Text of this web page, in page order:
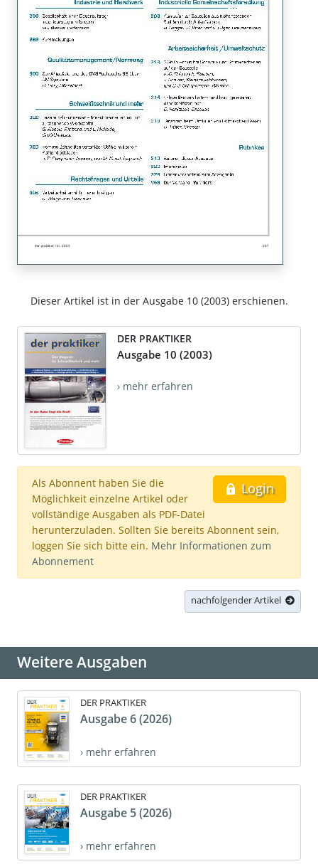
Dieser Artikel ist in der Ausgabe 10 (2003) erschienen.
DER PRAKTIKER
Ausgabe 10 (2003)
› mehr erfahren
Login
Als Abonnent haben Sie die
Möglichkeit einzelne Artikel oder
vollständige Ausgaben als PDF-Datei
herunterzuladen. Sollten Sie bereits Abonnent sein,
loggen Sie sich bitte ein. Mehr Informationen zum
Abonnement
nachfolgender Artikel
Weitere Ausgaben
DER PRAKTIKER
Ausgabe 6 (2026)
› mehr erfahren
DER PRAKTIKER
Ausgabe 5 (2026)
› mehr erfahren